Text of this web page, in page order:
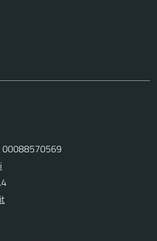
00088570569